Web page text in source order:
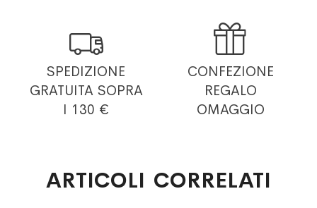

SPEDIZIONE
GRATUITA SOPRA
I 130 €

CONFEZIONE
REGALO
OMAGGIO
ARTICOLI CORRELATI